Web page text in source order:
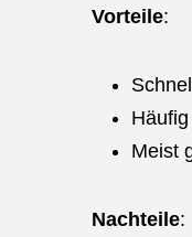
Vorteile:
Meist
Nachteile: